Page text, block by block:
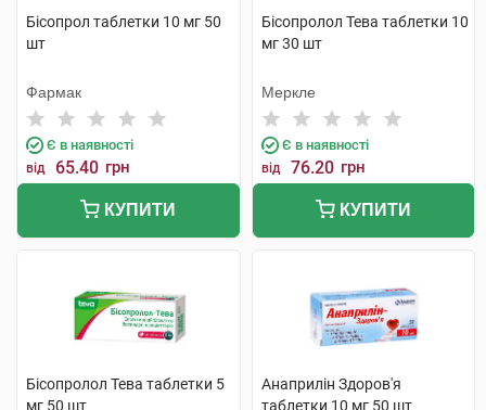
Бісопрол таблетки 10 мг 50
шт
Фармак
Є в наявності
від 65.40 грн
КУПИТИ
Бісопролол Тева таблетки 10
мг 30 шт
Меркле
Є в наявності
від 76.20 грн
КУПИТИ
Бісопролол Тева таблетки 5
мг 50 шт
Анаприлін Здоров'я
таблетки 10 мг 50 шт